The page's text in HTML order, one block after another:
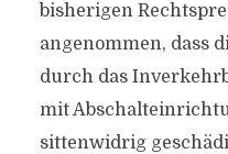
bisherigen
angenommen, dass
durch das
mit
sittenwidrig